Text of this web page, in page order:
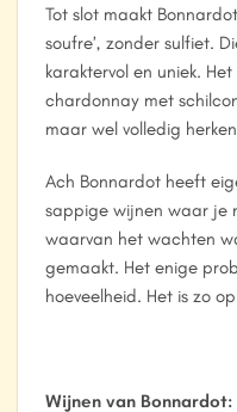
Tot slot maakt
soufre’, zonder sulfiet.
karaktervol en uniek.
chardonnay met
maar wel volledig
Ach Bonnardot heeft
sappige wijnen waar je
waarvan het wachten
gemaakt. Het enige
hoeveelheid. Het is zo
Wijnen van